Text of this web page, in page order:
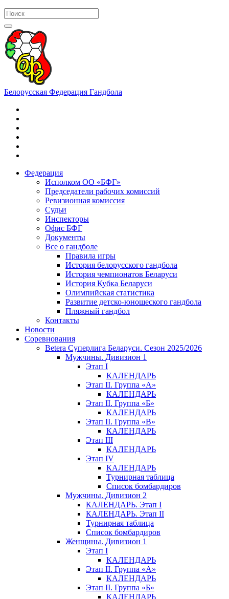
Белорусская Федерация Гандбола
Федерация
Исполком ОО «БФГ»
Председатели рабочих комиссий
Ревизионная комиссия
Судьи
Инспекторы
Офис БФГ
Документы
Все о гандболе
Правила игры
История белорусского гандбола
История чемпионатов Беларуси
История Кубка Беларуси
Олимпийская статистика
Развитие детско-юношеского гандбола
Пляжный гандбол
Контакты
Новости
Соревнования
Betera Суперлига Беларуси. Сезон 2025/2026
Мужчины. Дивизион 1
Этап I
КАЛЕНДАРЬ
Этап II. Группа «А»
КАЛЕНДАРЬ
Этап II. Группа «Б»
КАЛЕНДАРЬ
Этап II. Группа «В»
КАЛЕНДАРЬ
Этап III
КАЛЕНДАРЬ
Этап IV
КАЛЕНДАРЬ
Турнирная таблица
Список бомбардиров
Мужчины. Дивизион 2
КАЛЕНДАРЬ. Этап I
КАЛЕНДАРЬ. Этап II
Турнирная таблица
Список бомбардиров
Женщины. Дивизион 1
Этап I
КАЛЕНДАРЬ
Этап II. Группа «А»
КАЛЕНДАРЬ
Этап II. Группа «Б»
КАЛЕНДАРЬ